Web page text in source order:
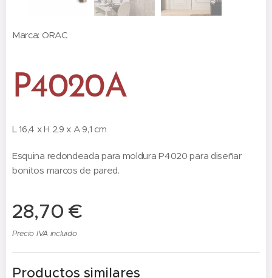
Marca: ORAC
P4020A
L 16,4 x H 2,9 x A 9,1 cm
Esquina redondeada para moldura P4020 para diseñar
bonitos marcos de pared.
28,70 €
Precio IVA incluido
Productos similares